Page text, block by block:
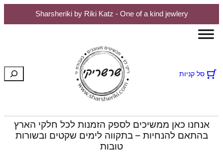
Sharsheriki by Riki Katz - One of a kind jewlery
לדלג
סל קניות חיפוש
אנחנו כאן ממשיכים לספק הזמנות לכל חלקי הארץ
בהתאם להנחיות – בתקווה לימים שקטים ובשורות
טובות